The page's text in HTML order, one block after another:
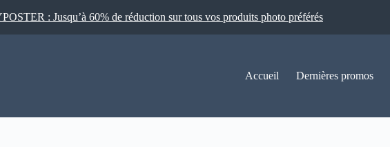
: Jusqu’à 60% de réduction sur tous vos produits photo préférés
Accueil Dernières promos